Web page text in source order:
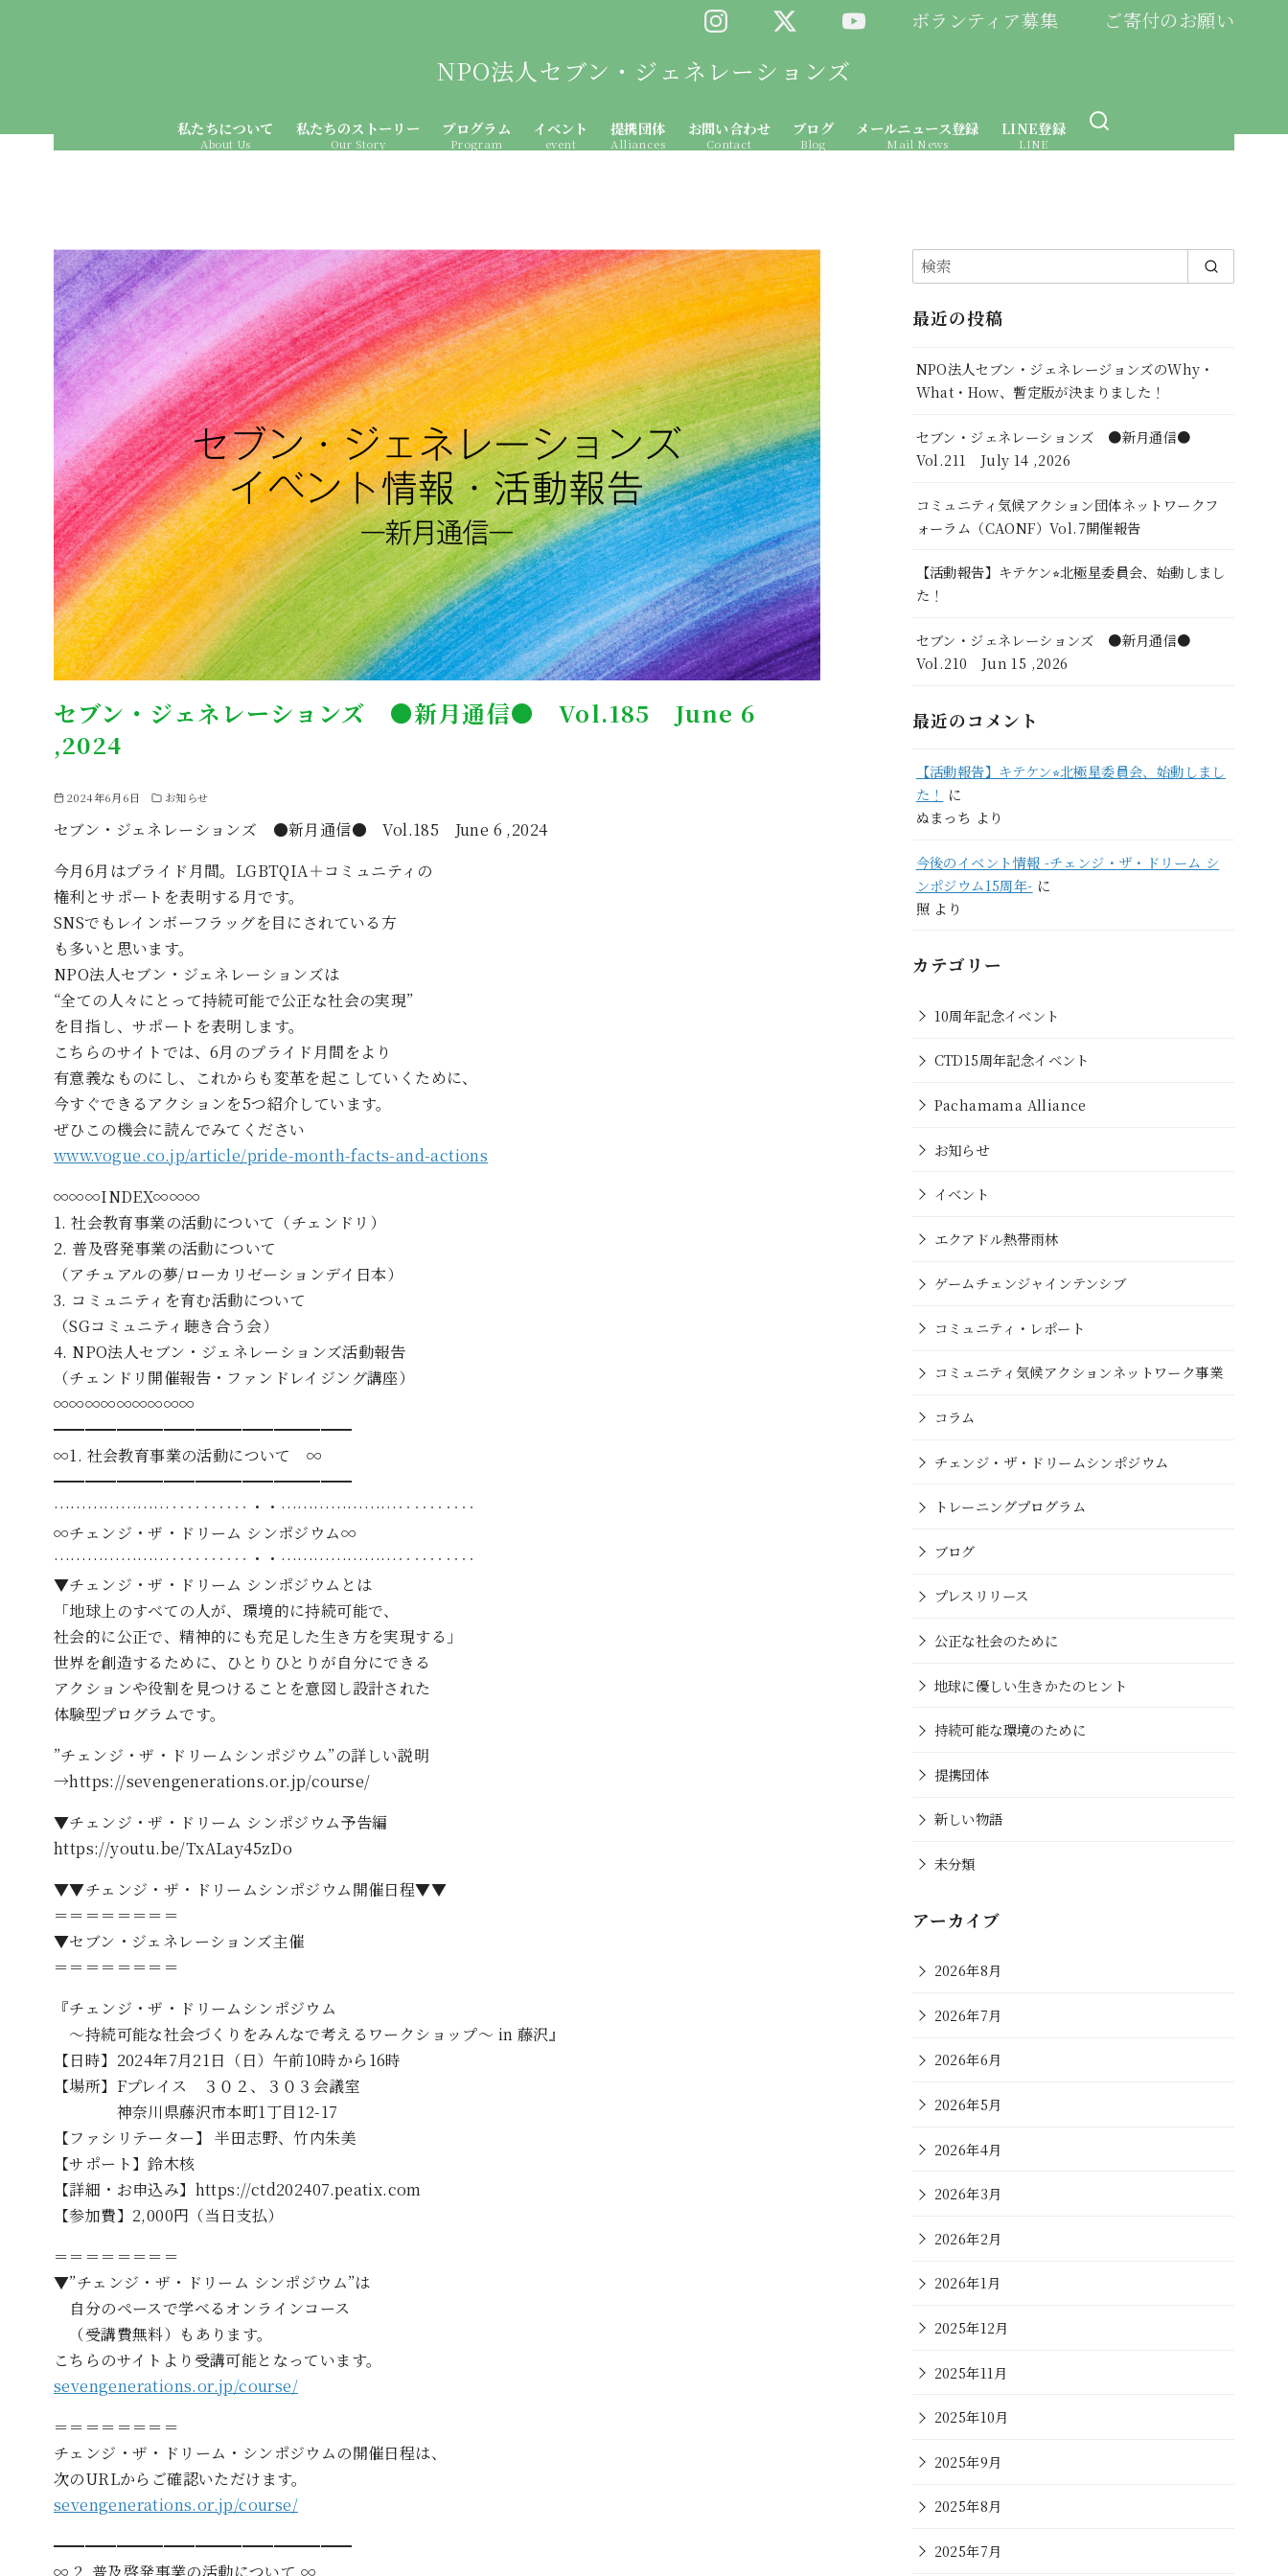
ボランティア募集 ご寄付のお願い
NPO法人セブン・ジェネレーションズ
私たちについて
About Us
私たちのストーリー
Our Story
プログラム
Program
イベント
event
提携団体
Alliances
お問い合わせ
Contact
ブログ
Blog
メールニュース登録
Mail News
LINE登録
LINE
セブン・ジェネレーションズ ●新月通信● Vol.185 June 6
,2024
2024年6月6日 お知らせ
セブン・ジェネレーションズ ●新月通信● Vol.185 June 6 ,2024
今月6月はプライド月間。LGBTQIA＋コミュニティの
権利とサポートを表明する月です。
SNSでもレインボーフラッグを目にされている方
も多いと思います。
NPO法人セブン・ジェネレーションズは
“全ての人々にとって持続可能で公正な社会の実現”
を目指し、サポートを表明します。
こちらのサイトでは、6月のプライド月間をより
有意義なものにし、これからも変革を起こしていくために、
今すぐできるアクションを5つ紹介しています。
ぜひこの機会に読んでみてください
www.vogue.co.jp/article/pride-month-facts-and-actions
∞∞∞INDEX∞∞∞
1. 社会教育事業の活動について（チェンドリ）
2. 普及啓発事業の活動について
（アチュアルの夢/ローカリゼーションデイ日本）
3. コミュニティを育む活動について
（SGコミュニティ聴き合う会）
4. NPO法人セブン・ジェネレーションズ活動報告
（チェンドリ開催報告・ファンドレイジング講座）
∞∞∞∞∞∞∞∞∞
━━━━━━━━━━━━━━━━━━━
∞1. 社会教育事業の活動について ∞
━━━━━━━━━━━━━━━━━━━
…………………‥‥‥‥‥・・…………………‥‥‥‥‥
∞チェンジ・ザ・ドリーム シンポジウム∞
…………………‥‥‥‥‥・・…………………‥‥‥‥‥
▼チェンジ・ザ・ドリーム シンポジウムとは
「地球上のすべての人が、環境的に持続可能で、
社会的に公正で、精神的にも充足した生き方を実現する」
世界を創造するために、ひとりひとりが自分にできる
アクションや役割を見つけることを意図し設計された
体験型プログラムです。
”チェンジ・ザ・ドリームシンポジウム”の詳しい説明
→https://sevengenerations.or.jp/course/
▼チェンジ・ザ・ドリーム シンポジウム予告編
https://youtu.be/TxALay45zDo
▼▼チェンジ・ザ・ドリームシンポジウム開催日程▼▼
＝＝＝＝＝＝＝＝
▼セブン・ジェネレーションズ主催
＝＝＝＝＝＝＝＝
『チェンジ・ザ・ドリームシンポジウム
～持続可能な社会づくりをみんなで考えるワークショップ～ in 藤沢』
【日時】2024年7月21日（日）午前10時から16時
【場所】Fプレイス ３０２、３０３会議室
神奈川県藤沢市本町1丁目12-17
【ファシリテーター】 半田志野、竹内朱美
【サポート】鈴木核
【詳細・お申込み】https://ctd202407.peatix.com
【参加費】2,000円（当日支払）
＝＝＝＝＝＝＝＝
▼”チェンジ・ザ・ドリーム シンポジウム”は
自分のペースで学べるオンラインコース
（受講費無料）もあります。
こちらのサイトより受講可能となっています。
sevengenerations.or.jp/course/
＝＝＝＝＝＝＝＝
チェンジ・ザ・ドリーム・シンポジウムの開催日程は、
次のURLからご確認いただけます。
sevengenerations.or.jp/course/
━━━━━━━━━━━━━━━━━━━
最近の投稿
NPO法人セブン・ジェネレージョンズのWhy・
What・How、暫定版が決まりました！
セブン・ジェネレーションズ ●新月通信●
Vol.211 July 14 ,2026
コミュニティ気候アクション団体ネットワークフ
ォーラム（CAONF）Vol.7開催報告
【活動報告】キテケン⭐︎北極星委員会、始動しまし
た！
セブン・ジェネレーションズ ●新月通信●
Vol.210 Jun 15 ,2026
最近のコメント
【活動報告】キテケン⭐︎北極星委員会、始動しまし
た！
に
ぬまっち より
今後のイベント情報 -チェンジ・ザ・ドリーム シ
ンポジウム15周年- に
照 より
カテゴリー
10周年記念イベント
CTD15周年記念イベント
Pachamama Alliance
お知らせ
イベント
エクアドル熱帯雨林
ゲームチェンジャインテンシブ
コミュニティ・レポート
コミュニティ気候アクションネットワーク事業
コラム
チェンジ・ザ・ドリームシンポジウム
トレーニングプログラム
ブログ
プレスリリース
公正な社会のために
地球に優しい生きかたのヒント
持続可能な環境のために
提携団体
新しい物語
未分類
アーカイブ
2026年8月
2026年7月
2026年6月
2026年5月
2026年4月
2026年3月
2026年2月
2026年1月
2025年12月
2025年11月
2025年10月
2025年9月
2025年8月
2025年7月